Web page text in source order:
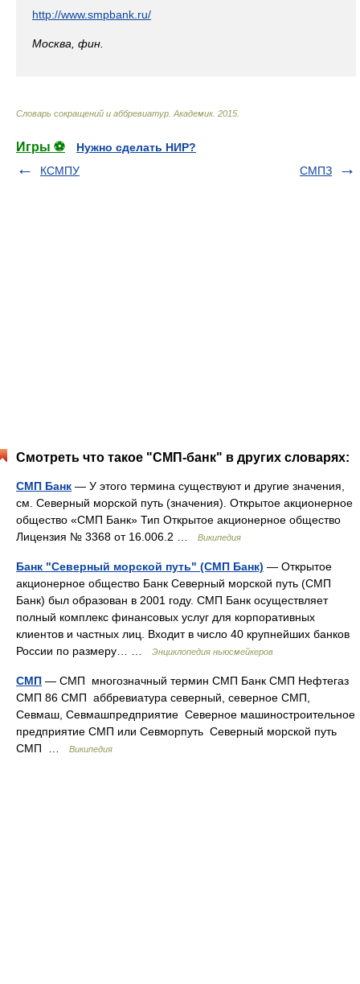
http://www.smpbank.ru/
Москва, фин.
Словарь сокращений и аббревиатур Академик. 2015
Игры ⚽
Нужно сделать НИР?
КСМПУ
СМПЗ
Смотреть что такое "СМП-банк" в других словарях:
СМП Банк — У этого термина существуют и другие значения,
см. Северный морской путь (значения). Открытое акционерное
общество «СМП Банк» Тип Открытое акционерное общество
Лицензия № 3368 от 16.006.2 …
Википедия
Банк "Северный морской путь" (СМП Банк) — Открытое
акционерное общество Банк Северный морской путь (СМП
Банк) был образован в 2001 году. СМП Банк осуществляет
полный комплекс финансовых услуг для корпоративных
клиентов и частных лиц. Входит в число 40 крупнейших банков
России по размеру… …
Энциклопедия ньюсмейкеров
СМП — СМП многозначный термин СМП Банк СМП Нефтегаз
СМП 86 СМП аббревиатура северный, северное СМП,
Севмаш, Севмашпредприятие Северное машиностроительное
предприятие СМП или Севморпуть Северный морской путь
СМП …
Википедия